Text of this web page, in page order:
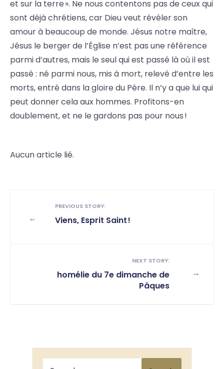
et sur la terre ». Ne nous contentons pas de ceux qui
sont déjà chrétiens, car Dieu veut révéler son
amour à beaucoup de monde. Jésus notre maître,
Jésus le berger de l’Église n’est pas une référence
parmi d’autres, mais le seul qui est passé là où il est
passé : né parmi nous, mis à mort, relevé d’entre les
morts, entré dans la gloire du Père. Il n’y a que lui qui
peut donner cela aux hommes. Profitons-en
doublement, et ne le gardons pas pour nous !
Aucun article lié.
←
PREVIOUS STORY:
Viens, Esprit Saint !
→
NEXT STORY:
homélie du 7e dimanche de
Pâques